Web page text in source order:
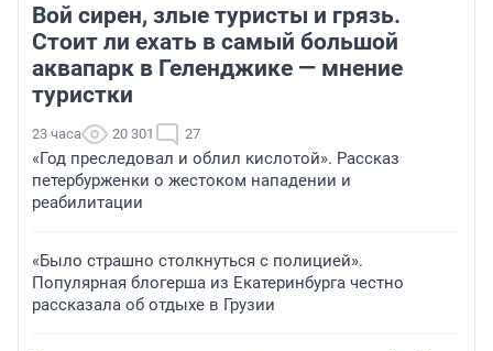
Вой сирен, злые туристы и грязь.
Стоит ли ехать в самый большой
аквапарк в Геленджике — мнение
туристки
23 часа 20 301 27
«Год преследовал и облил кислотой». Рассказ
петербурженки о жестоком нападении и
реабилитации
«Было страшно столкнуться с полицией».
Популярная блогерша из Екатеринбурга честно
рассказала об отдыхе в Грузии